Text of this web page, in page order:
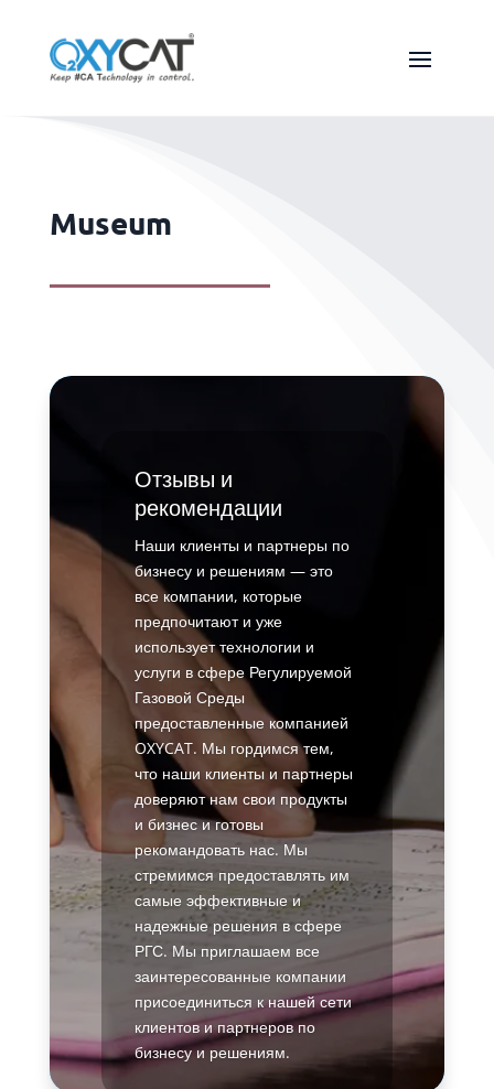
Museum
Отзывы и
рекомендации
Наши клиенты и партнеры по
бизнесу и решениям — это
все компании, которые
предпочитают и уже
использует технологии и
услуги в сфере Регулируемой
Газовой Среды
предоставленные компанией
OXYCAT. Мы гордимся тем,
что наши клиенты и партнеры
доверяют нам свои продукты
и бизнес и готовы
рекомандовать нас. Мы
стремимся предоставлять им
самые эффективные и
надежные решения в сфере
РГС. Мы приглашаем все
заинтересованные компании
присоединиться к нашей сети
клиентов и партнеров по
бизнесу и решениям.